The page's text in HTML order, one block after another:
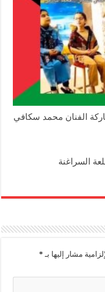
الفنان محمد سكافي
السراغنة
مشار إليها بـ *